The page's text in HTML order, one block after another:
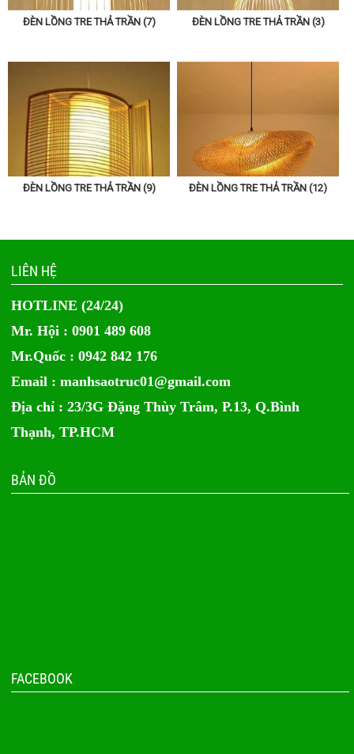
ĐÈN LỒNG TRE THẢ TRẦN (7) ĐÈN LỒNG TRE THẢ TRẦN (3)
ĐÈN LỒNG TRE THẢ TRẦN (9) ĐÈN LỒNG TRE THẢ TRẦN (12)
LIÊN HỆ
HOTLINE (24/24)
Mr. Hội : 0901 489 608
Mr.Quốc : 0942 842 176
Email :manhsaotruc01@gmail.com
Địa chỉ : 23/3G Đặng Thùy Trâm, P.13, Q.Bình
Thạnh, TP.HCM
BẢN ĐỒ
FACEBOOK